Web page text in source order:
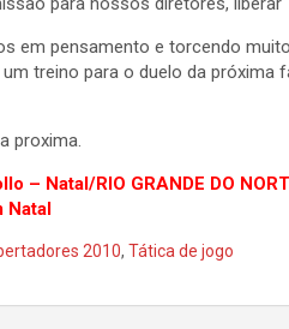
em pensamento e torcendo
treino para o duelo da
proxima.
– Natal/RIO GRANDE DO
Natal
2010, Tática de jogo